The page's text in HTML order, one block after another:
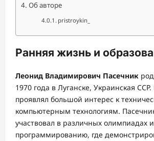
Об авторе
pristroykin_
Ранняя жизнь и
Леонид Владимирович Пасечник
1970 года в Луганске, Украинская
проявлял большой интерес к
компьютерным технологиям.
участвовал в различных олимпиадах
программированию, где